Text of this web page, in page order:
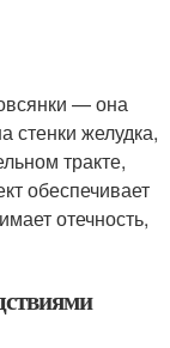
— она
стенки желудка,
тракте,
обеспечивает
отечность,